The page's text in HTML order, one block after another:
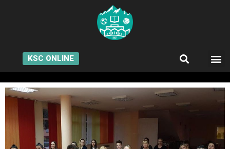
KSC ONLINE